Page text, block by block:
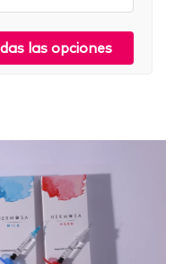
las opciones